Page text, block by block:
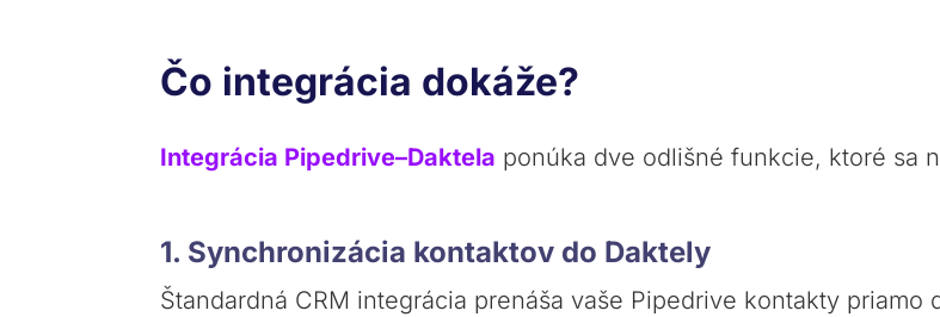
Čo integrácia dokáže?
Integrácia Pipedrive–Daktela ponúka dve odlišné funkcie, ktoré sa
1. Synchronizácia kontaktov do Daktely
Štandardná CRM integrácia prenáša vaše Pipedrive kontakty priamo